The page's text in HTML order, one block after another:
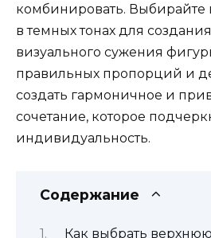
комбинировать. Выбирайте
в темных тонах для
визуального сужения
правильных пропорций и
создать гармоничное и
сочетание, которое
индивидуальность.
Содержание
Как выбрать